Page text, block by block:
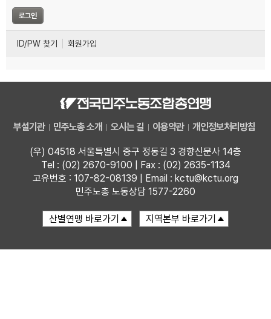
ID/PW 찾기 회원가입
부설기관 민주노총 소개 오시는 길 이용약관 개인정보처리방침
(우) 04518 서울특별시 중구 정동길 3 경향신문사 14층
Tel : (02) 2670-9100 | Fax : (02) 2635-1134
고유번호 : 107-82-08139 | Email : kctu@kctu.org
민주노총 노동상담 1577-2260